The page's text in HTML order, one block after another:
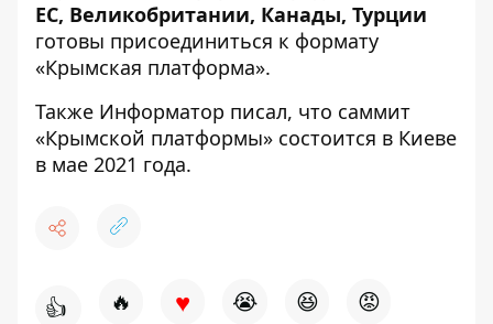
ЕС, Великобритании, Канады, Турции
готовы присоединиться к формату
«Крымская платформа».
Также Информатор писал, что саммит
«Крымской платформы» состоится в Киеве
в мае 2021 года.
👍 🔥 ♥ 😭 😆 😡